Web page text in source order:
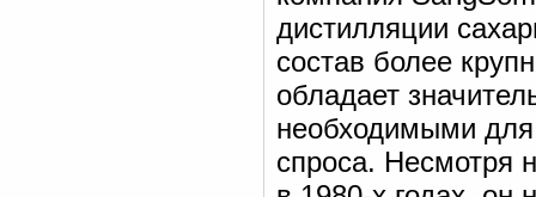
дистилляции
состав более
обладает
необходимыми для
спроса. Несмотря